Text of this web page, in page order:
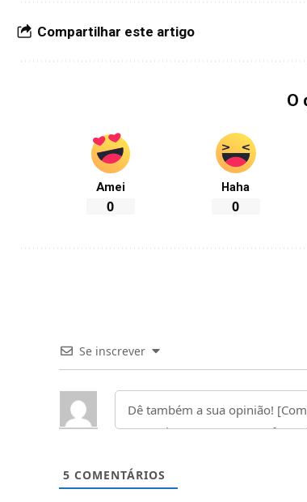
Compartilhar este artigo
O
Amei
0
Haha
0
Se inscrever
5 COMENTÁRIOS